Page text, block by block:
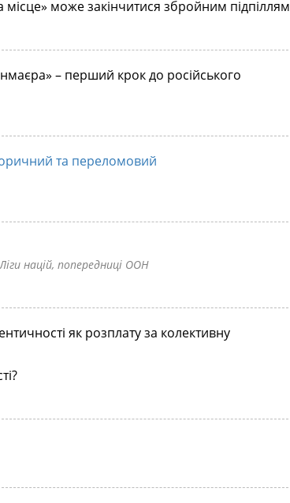
може закінчитися збройним підпіллям
– перший крок до російського
та переломовий
націй, попередниці ООН
як розплату за колективну